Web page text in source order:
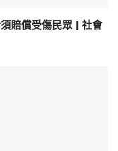
賠償受傷民眾 | 社會